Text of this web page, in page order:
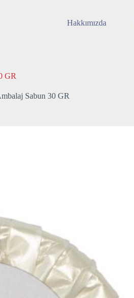
Hakkımızda
GR
Sabun 30 GR